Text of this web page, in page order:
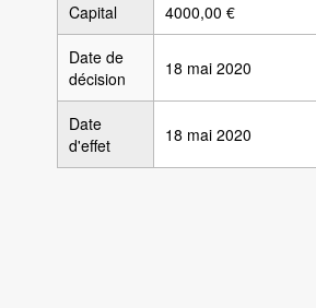
Capital 4000,00 €
Date de
décision
18 mai 2020
Date
d'effet
18 mai 2020